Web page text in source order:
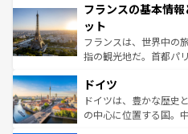
ませてくれるイタリア
なお、新着のイタリア情
しい。
文化が根付くこの国で
れる闘牛、そして美味
る。首都マドリードの
アートに溢れた街角か
せる。地方によって風
ンテンツ一覧を参照し
フランスの基本情
ット
フランスは、世界中の
指の観光地だ。首都パ
で、幅広い魅力が詰ま
聖堂、美しいビーチ、
から魅了する。また、
ドイツ
ドイツは、豊かな歴史
の中心に位置する国。